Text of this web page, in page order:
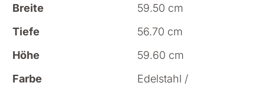
Breite
59.50 cm
Tiefe
56.70 cm
Höhe
59.60 cm
Farbe
Edelstahl /